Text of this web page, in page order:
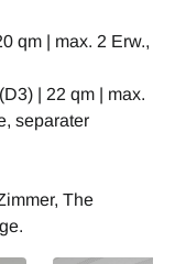
qm | max. 2 Erw.,
| 22 qm | max.
separater
The